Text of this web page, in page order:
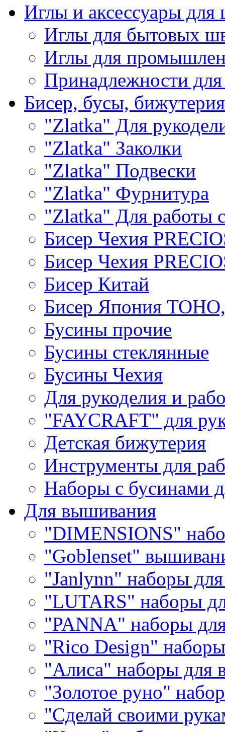
Иглы и аксессуары
Иглы для бытовых
Иглы для
Принадлежности
Бисер, бусы, бижутерия
"Zlatka" Для
"Zlatka" Заколки
"Zlatka" Подвески
"Zlatka" Фурнитура
"Zlatka" Для работы
Бисер Чехия
Бисер Чехия
Бисер Китай
Бисер Япония
Бусины прочие
Бусины стеклянные
Бусины Чехия
Для рукоделия и
"FAYCRAFT" для
Детская бижутерия
Инструменты для
Наборы с бусинами
Для вышивания
"DIMENSIONS"
"Goblenset"
"Janlynn" наборы
"LUTARS" наборы
"PANNA" наборы
"Rico Design"
"Алиса" наборы для
"Золотое руно"
"Сделай своими